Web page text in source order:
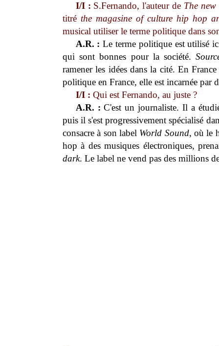
I/I : S.Fernando, l'auteur de The new
titré the magasine of culture hip hop
musical utiliser le terme politique dans
A.R. :Le terme politique est utilisé
qui sont bonnes pour la société.
ramener les idées dans la cité. En
politique en France, elle est incarnée par
I/I : Qui est Fernando, au juste ?
A.R. : C'est un journaliste. Il a
puis il s'est progressivement spécialisé
consacre à son label World Sound, où le
hop à des musiques électroniques,
dark. Le label ne vend pas des millions